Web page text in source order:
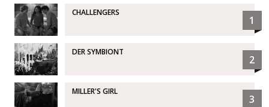
CHALLENGERS
1
DER SYMBIONT
2
MILLER'S GIRL
3